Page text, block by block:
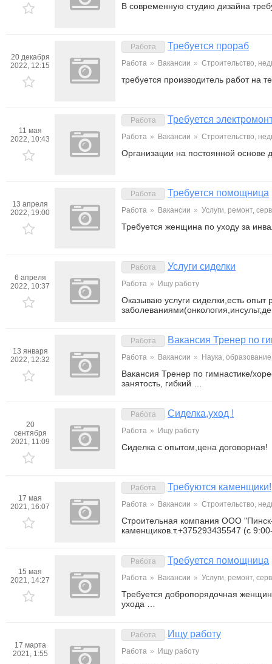
В современную студию дизайна
20 декабря
2022, 12:15
Работа Требуется прораб
Работа » Вакансии » Строительство,
требуется производитель работ
11 мая
2022, 10:43
Работа Требуется
Работа » Вакансии » Строительство,
Организации на постоянной основе
13 апреля
2022, 19:00
Работа Требуется помощница
Работа » Вакансии » Услуги, ремонт,
Требуется женщина по уходу за
6 апреля
2022, 10:37
Работа Услуги сиделки
Работа » Ищу работу
Оказываю услуги сиделки,есть
13 января
2022, 12:32
Работа Вакансия Тренер по
Работа » Вакансии » Наука,
Вакансия Тренер по гимнастике/
занятость, гибкий …
20
сентября
2021, 11:09
Работа Сиделка,уход !
Работа » Ищу работу
Сиделка с опытом,цена договорная!
17 мая
2021, 16:07
Работа Требуются каменщики!
Работа » Вакансии » Строительство,
Строительная компания ООО
каменщиков.т.+375293435547 (с
15 мая
2021, 14:27
Работа Требуется помощница
Работа » Вакансии » Услуги, ремонт,
Требуется добропорядочная
ухода …
17 марта
2021, 1:55
Работа Ищу работу
Работа » Ищу работу